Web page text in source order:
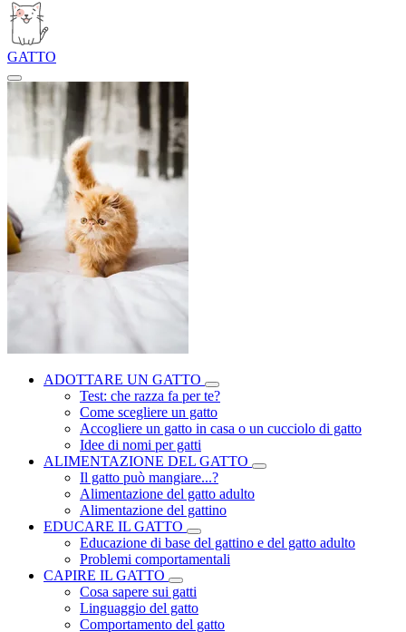
GATTO
ADOTTARE UN GATTO
Test: che razza fa per te?
Come scegliere un gatto
Accogliere un gatto in casa o un cucciolo di gatto
Idee di nomi per gatti
ALIMENTAZIONE DEL GATTO
Il gatto può mangiare...?
Alimentazione del gatto adulto
Alimentazione del gattino
EDUCARE IL GATTO
Educazione di base del gattino e del gatto adulto
Problemi comportamentali
CAPIRE IL GATTO
Cosa sapere sui gatti
Linguaggio del gatto
Comportamento del gatto